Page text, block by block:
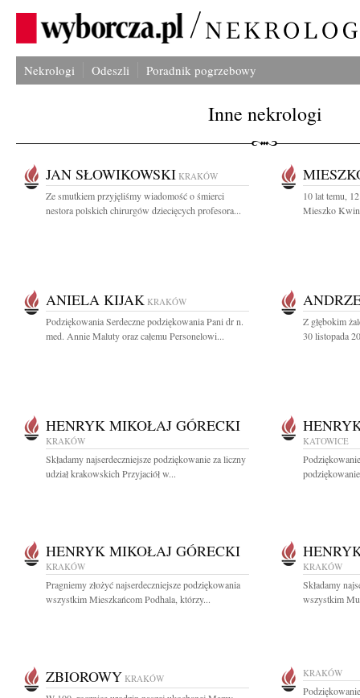
Nekrologi Odeszli Poradnik pogrzebowy
Inne nekrologi
JAN SŁOWIKOWSKI KRAKÓW
Ze smutkiem przyjęliśmy wiadomość o śmierci
nestora polskich chirurgów dziecięcych profesora...
10 lat temu,
Mieszko
ANIELA KIJAK KRAKÓW
Podziękowania Serdeczne podziękowania Pani dr n.
med. Annie Maluty oraz całemu Personelowi...
Z głębokim
30 listopada
HENRYK MIKOŁAJ GÓRECKI
KRAKÓW
Składamy najserdeczniejsze podziękowanie za liczny
udział krakowskich Przyjaciół w...
KATOWICE
HENRYK MIKOŁAJ GÓRECKI
KRAKÓW
Pragniemy złożyć najserdeczniejsze podziękowania
wszystkim Mieszkańcom Podhala, którzy...
KRAKÓW
Składamy
wszystkim
ZBIOROWY KRAKÓW KRAKÓW